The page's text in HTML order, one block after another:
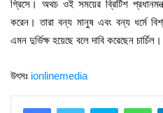
গ্রিসে। অথচ ওই সময়ের ব্রিটিশ
করেন। তারা বন্য মানুষ এবং বন্য ধর্মে
এমন দুর্ভিক্ষ হয়েছে বলে দাবি করেছেন চার্চিল।
উৎসঃ ionlinemedia
Skype